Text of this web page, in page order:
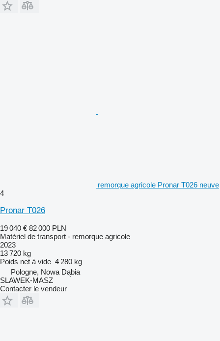
remorque agricole Pronar T026 neuve
4
Pronar T026
19 040 € 82 000 PLN
Matériel de transport - remorque agricole
2023
13 720 kg
Poids net à vide 4 280 kg
Pologne, Nowa Dąbia
SLAWEK-MASZ
Contacter le vendeur